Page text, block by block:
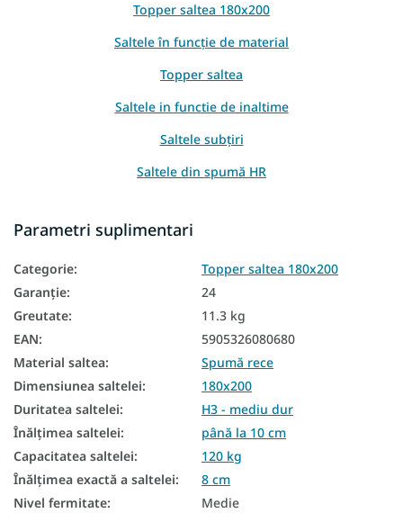
Topper saltea 180x200
Saltele în funcție de material
Topper saltea
Saltele in functie de inaltime
Saltele subțiri
Saltele din spumă HR
Saltele pentru șezut
Saltele pentru canapea
Saltele zonale
Saltele pentru divan
Saltea cu 7 zone
Saltele subțiri 180x200
Saltea de top de 8 cm
Parametri suplimentari
Categorie:
Topper saltea 180x200
Garanţie:
24
Greutate:
11.3 kg
EAN:
5905326080680
Material saltea:
Spumă rece
Dimensiunea saltelei:
180x200
Duritatea saltelei:
H3 - mediu dur
Înălțimea saltelei:
până la 10 cm
Capacitatea saltelei:
120 kg
Înălțimea exactă a saltelei:
8 cm
Nivel fermitate: Medie